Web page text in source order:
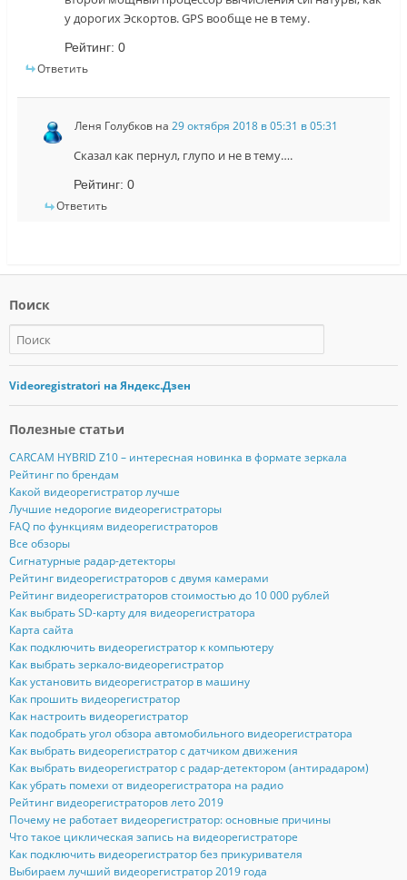
у дорогих Эскортов. GPS вообще не в тему.
Рейтинг: 0
Ответить
Леня Голубковна 29 октября 2018 в 05:31 в 05:31
Сказал как пернул, глупо и не в тему….
Рейтинг: 0
Ответить
Поиск
Videoregistratori на Яндекс.Дзен
Полезные статьи
CARCAM HYBRID Z10 – интересная новинка в формате зеркала
Рейтинг по брендам
Какой видеорегистратор лучше
Лучшие недорогие видеорегистраторы
FAQ по функциям видеорегистраторов
Все обзоры
Сигнатурные радар-детекторы
Рейтинг видеорегистраторов с двумя камерами
Рейтинг видеорегистраторов стоимостью до 10 000 рублей
Как выбрать SD-карту для видеорегистратора
Карта сайта
Как подключить видеорегистратор к компьютеру
Как выбрать зеркало-видеорегистратор
Как установить видеорегистратор в машину
Как прошить видеорегистратор
Как настроить видеорегистратор
Как подобрать угол обзора автомобильного видеорегистратора
Как выбрать видеорегистратор с датчиком движения
Как выбрать видеорегистратор с радар-детектором (антирадаром)
Как убрать помехи от видеорегистратора на радио
Рейтинг видеорегистраторов лето 2019
Почему не работает видеорегистратор: основные причины
Что такое циклическая запись на видеорегистраторе
Как подключить видеорегистратор без прикуривателя
Выбираем лучший видеорегистратор 2019 года